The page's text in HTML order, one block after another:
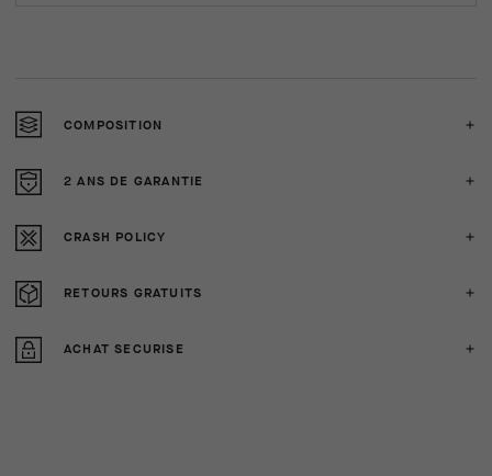
COMPOSITION
2 ANS DE GARANTIE
CRASH POLICY
RETOURS GRATUITS
ACHAT SECURISE